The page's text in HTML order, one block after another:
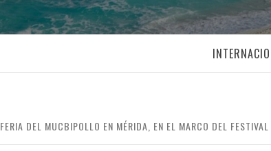
FERIA DEL MUCBIPOLLO EN MÉRIDA, EN EL MARCO DEL